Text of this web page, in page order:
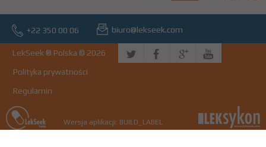
+22 350 00 06 biuro@lekseek.com
LekSeek ® Polska © 2026
Polityka prywatności
Regulamin
Wersja aplikacji: BUILD_LABEL